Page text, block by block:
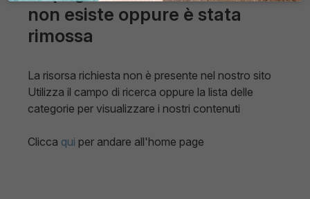
non esiste oppure è stata
rimossa
La risorsa richiesta non è presente nel nostro sito
Utilizza il campo di ricerca oppure la lista delle
categorie per visualizzare i nostri contenuti
Clicca qui per andare all'home page